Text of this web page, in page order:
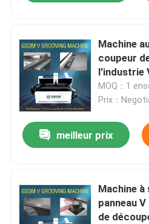
Machine
coupeur
l'industrie
MOQ：1
Prix：
meilleur prix
Machine
panneau
de